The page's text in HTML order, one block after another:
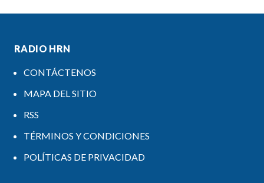
RADIO HRN
CONTÁCTENOS
MAPA DEL SITIO
RSS
TÉRMINOS Y CONDICIONES
POLÍTICAS DE PRIVACIDAD